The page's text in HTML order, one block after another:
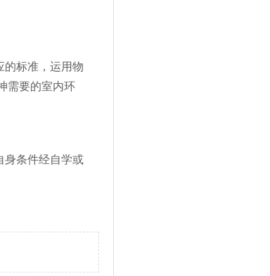
的标准，运用物
需要的室内环
身条件经自学或